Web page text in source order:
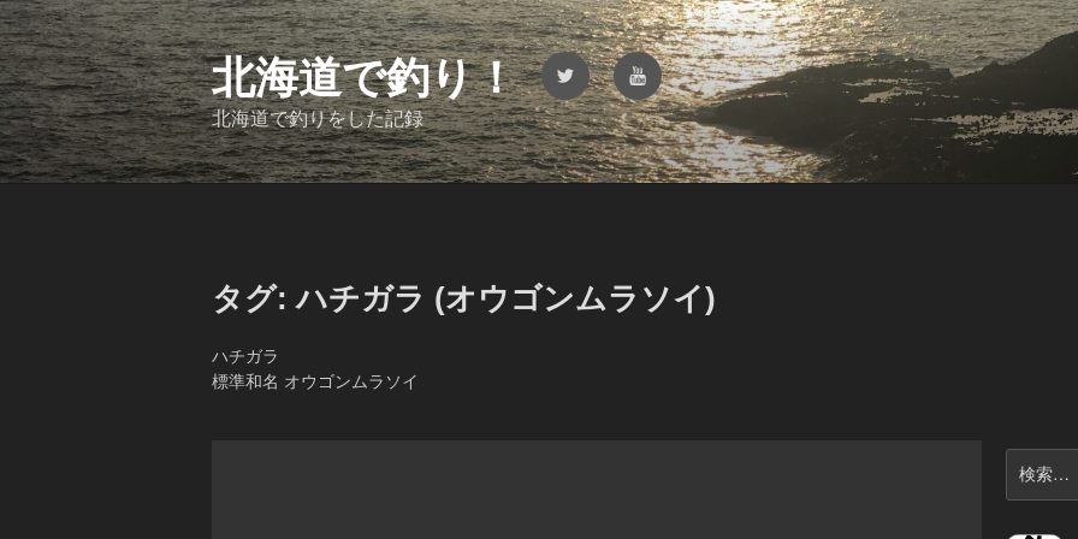
コ
ン
テ
ン
ツ
へ
ス
キ
北海道で釣り！
北海道で釣りをした記録
Twitter YouTube
タグ:ハチガラ (オウゴンムラソイ)
ハチガラ
標準和名 オウゴンムラソイ
索: